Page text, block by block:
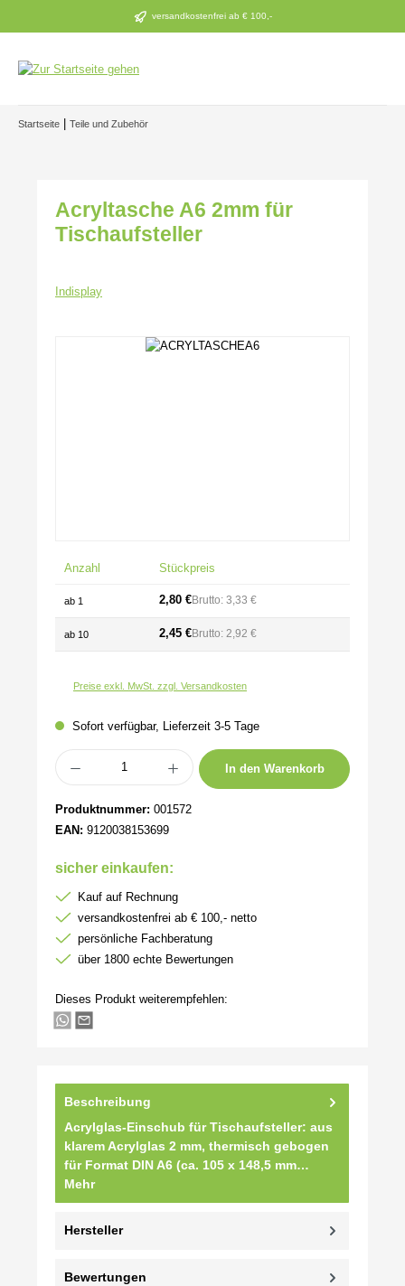
Zum Hauptinhalt springen versandkostenfrei ab € 100,-
Startseite Teile und Zubehör
Acryltasche A6 2mm für
Tischaufsteller
Indisplay
Bildergalerie überspringen
Anzahl Stückpreis
ab 1 2,80 €Brutto: 3,33 €
ab 10 2,45 €Brutto: 2,92 €
Preise exkl. MwSt. zzgl. Versandkosten
Sofort verfügbar, Lieferzeit 3-5 Tage
Produkt Anzahl: Gib den gewünschten Wert ein oder benutze die Schaltflächen
In den Warenkorb
Produktnummer: 001572
EAN: 9120038153699
sicher einkaufen:
Kauf auf Rechnung
versandkostenfrei ab € 100,- netto
persönliche Fachberatung
über 1800 echte Bewertungen
Dieses Produkt weiterempfehlen:
Beschreibung
Acrylglas-Einschub für Tischaufsteller: aus
klarem Acrylglas 2 mm, thermisch gebogen
für Format DIN A6 (ca. 105 x 148,5 mm…
Mehr
Hersteller
Bewertungen